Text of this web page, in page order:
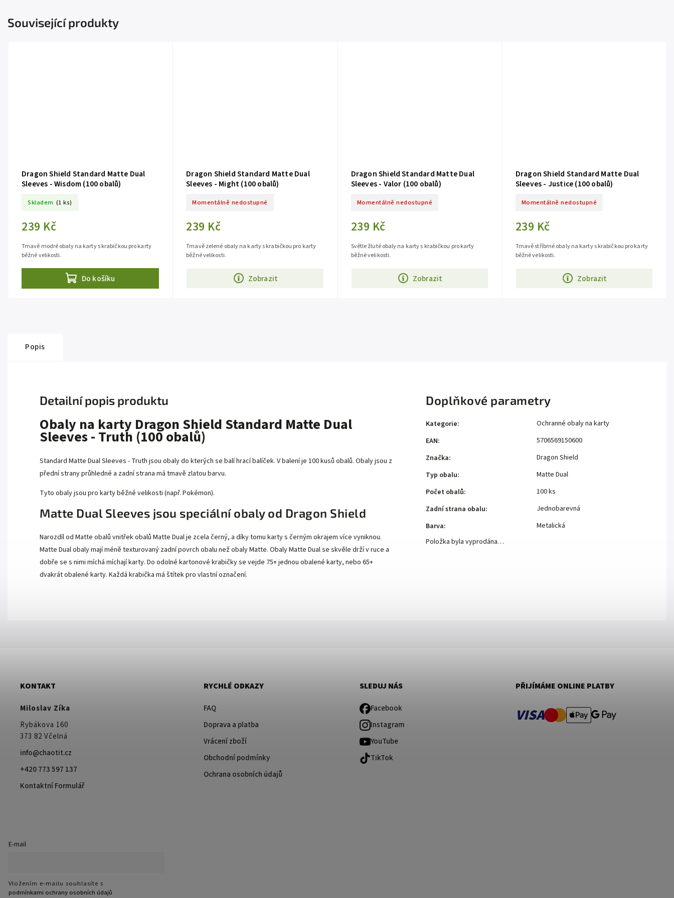
Související produkty
Dragon Shield Standard Matte Dual
Sleeves - Wisdom (100 obalů)
Skladem (1 ks)
239 Kč
Do košíku
Tmavě modré obaly na karty s krabičkou pro karty
běžné velikosti.
Dragon Shield Standard Matte Dual
Sleeves - Might (100 obalů)
Momentálně nedostupné
239 Kč
Zobrazit
Tmavě zelené obaly na karty s krabičkou pro karty
běžné velikosti.
Dragon Shield Standard Matte Dual
Sleeves - Valor (100 obalů)
Momentálně nedostupné
239 Kč
Zobrazit
Světle žluté obaly na karty s krabičkou pro karty
běžné velikosti.
Dragon Shield Standard Matte Dual
Sleeves - Justice (100 obalů)
Momentálně nedostupné
239 Kč
Zobrazit
Tmavě stříbrné obaly na karty s krabičkou pro karty
běžné velikosti.
Popis
Detailní popis produktu
Obaly na karty Dragon Shield Standard Matte Dual
Sleeves - Truth (100 obalů)
Standard Matte Dual Sleeves - Truth jsou obaly do kterých se balí hrací balíček. V balení je 100 kusů obalů. Obaly jsou z
přední strany průhledné a zadní strana má tmavě zlatou barvu.
Tyto obaly jsou pro karty běžné velikosti (např. Pokémon).
Matte Dual Sleeves jsou speciální obaly od Dragon Shield
Narozdíl od Matte obalů vnitřek obalů Matte Dual je zcela černý, a díky tomu karty s černým okrajem více vyniknou.
Matte Dual obaly mají méně texturovaný zadní povrch obalu než obaly Matte. Obaly Matte Dual se skvěle drží v ruce a
dobře se s nimi míchá míchají karty. Do odolné kartonové krabičky se vejde 75+ jednou obalené karty, nebo 65+
dvakrát obalené karty. Každá krabička má štítek pro vlastní označení.
Doplňkové parametry
Kategorie:
Ochranné obaly na karty
EAN:
5706569150600
Značka:
Dragon Shield
Typ obalu:
Matte Dual
Počet obalů:
100 ks
Zadní strana obalu:
Jednobarevná
Barva:
Metalická
Položka byla vyprodána…
KONTAKT
Miloslav Zíka
Rybákova 160
373 82 Včelná
info@chaotit.cz
+420 773 597 137
Kontaktní Formulář
RYCHLÉ ODKAZY
FAQ
Doprava a platba
Vrácení zboží
Obchodní podmínky
Ochrana osobních údajů
SLEDUJ NÁS
Facebook
Instagram
YouTube
TikTok
PŘIJÍMÁME ONLINE PLATBY
VISA
E-mail
Vložením e-mailu souhlasíte s
podmínkami ochrany osobních údajů